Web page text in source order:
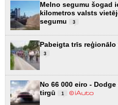
Melno segumu šogad
kilometros valsts
segumu
3
Pabeigta trīs reģionālo
3
No 66 000 eiro -
tirgū
1